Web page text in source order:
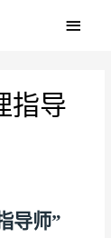
指导
导师”